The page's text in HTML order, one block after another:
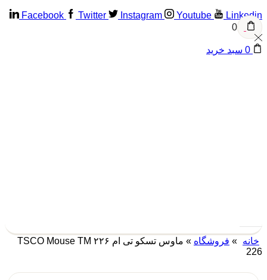
Facebook Twitter Instagram Youtube
0
سبد خرید
»فروشگاه»
ماوس تسکو تی ام ۲۲۶ TSCO Mouse TM